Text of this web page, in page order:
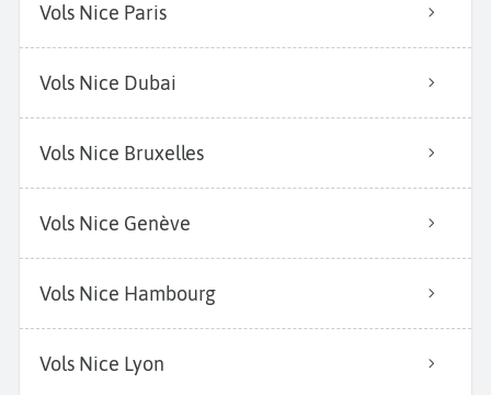
Vols Nice Paris
Vols Nice Dubai
Vols Nice Bruxelles
Vols Nice Genève
Vols Nice Hambourg
Vols Nice Lyon